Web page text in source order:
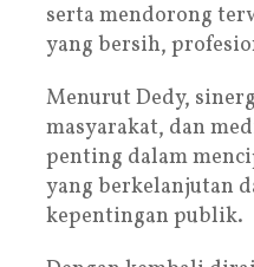
serta mendorong
yang bersih,
Menurut Dedy,
masyarakat, dan
penting dalam
yang berkelanjutan
kepentingan publik.